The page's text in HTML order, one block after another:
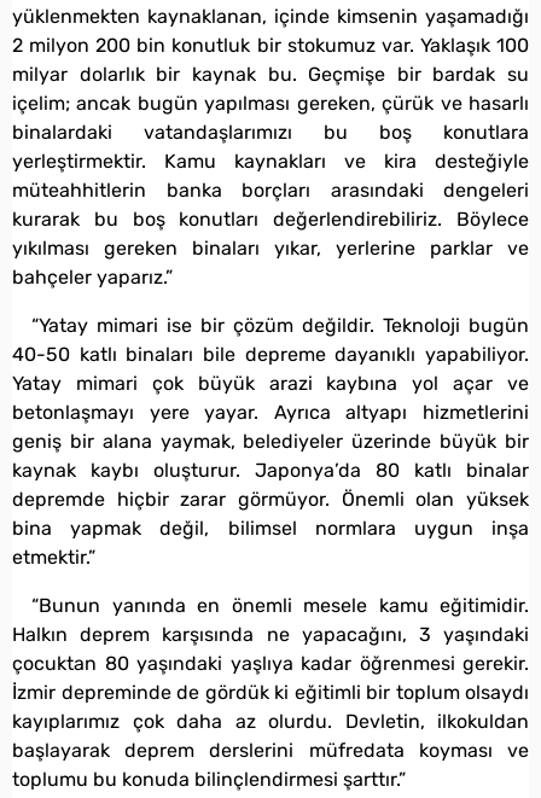
yüklenmekten kaynaklanan, içinde kimsenin yaşamadığı
2 milyon 200 bin konutluk bir stokumuz var. Yaklaşık 100
milyar dolarlık bir kaynak bu. Geçmişe bir bardak su
içelim; ancak bugün yapılması gereken, çürük ve hasarlı
binalardaki vatandaşlarımızı bu boş konutlara
yerleştirmektir. Kamu kaynakları ve kira desteğiyle
müteahhitlerin banka borçları arasındaki dengeleri
kurarak bu boş konutları değerlendirebiliriz. Böylece
yıkılması gereken binaları yıkar, yerlerine parklar ve
bahçeler yaparız.”
“Yatay mimari ise bir çözüm değildir. Teknoloji bugün
40-50 katlı binaları bile depreme dayanıklı yapabiliyor.
Yatay mimari çok büyük arazi kaybına yol açar ve
betonlaşmayı yere yayar. Ayrıca altyapı hizmetlerini
geniş bir alana yaymak, belediyeler üzerinde büyük bir
kaynak kaybı oluşturur. Japonya’da 80 katlı binalar
depremde hiçbir zarar görmüyor. Önemli olan yüksek
bina yapmak değil, bilimsel normlara uygun inşa
etmektir.”
“Bunun yanında en önemli mesele kamu eğitimidir.
Halkın deprem karşısında ne yapacağını, 3 yaşındaki
çocuktan 80 yaşındaki yaşlıya kadar öğrenmesi gerekir.
İzmir depreminde de gördük ki eğitimli bir toplum olsaydı
kayıplarımız çok daha az olurdu. Devletin, ilkokuldan
başlayarak deprem derslerini müfredata koyması ve
toplumu bu konuda bilinçlendirmesi şarttır.”